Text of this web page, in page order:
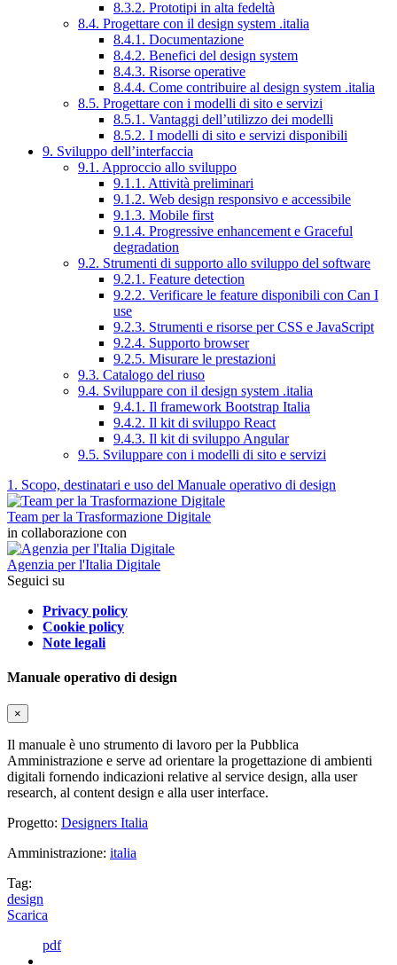
8.3.2. Prototipi in alta fedeltà
8.4. Progettare con il design system .italia
8.4.1. Documentazione
8.4.2. Benefici del design system
8.4.3. Risorse operative
8.4.4. Come contribuire al design system .italia
8.5. Progettare con i modelli di sito e servizi
8.5.1. Vantaggi dell’utilizzo dei modelli
8.5.2. I modelli di sito e servizi disponibili
9. Sviluppo dell’interfaccia
9.1. Approccio allo sviluppo
9.1.1. Attività preliminari
9.1.2. Web design responsivo e accessibile
9.1.3. Mobile first
9.1.4. Progressive enhancement e Graceful
degradation
9.2. Strumenti di supporto allo sviluppo del software
9.2.1. Feature detection
9.2.2. Verificare le feature disponibili con Can I
use
9.2.3. Strumenti e risorse per CSS e JavaScript
9.2.4. Supporto browser
9.2.5. Misurare le prestazioni
9.3. Catalogo del riuso
9.4. Sviluppare con il design system .italia
9.4.1. Il framework Bootstrap Italia
9.4.2. Il kit di sviluppo React
9.4.3. Il kit di sviluppo Angular
9.5. Sviluppare con i modelli di sito e servizi
1. Scopo, destinatari e uso del Manuale operativo di design
Team per la Trasformazione Digitale
in collaborazione con
Agenzia per l'Italia Digitale
Seguici su
Privacy policy
Cookie policy
Note legali
Manuale operativo di design
×
Il manuale è uno strumento di lavoro per la Pubblica
Amministrazione e serve ad orientare la progettazione di ambienti
digitali fornendo indicazioni relative al service design, alla user
research, al content design e alla user interface.
Progetto: Designers Italia
Amministrazione: italia
Tag:
design
Scarica
pdf